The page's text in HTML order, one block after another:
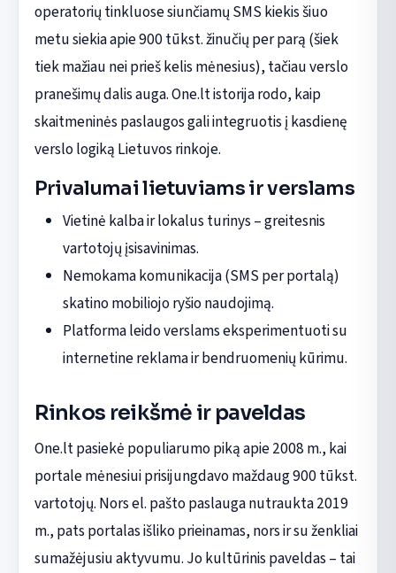
operatorių tinkluose siunčiamų SMS kiekis šiuo
metu siekia apie 900 tūkst. žinučių per parą (šiek
tiek mažiau nei prieš kelis mėnesius), tačiau verslo
pranešimų dalis auga. One.lt istorija rodo, kaip
skaitmeninės paslaugos gali integruotis į kasdienę
verslo logiką Lietuvos rinkoje.
Privalumai lietuviams ir verslams
Vietinė kalba ir lokalus turinys – greitesnis
vartotojų įsisavinimas.
Nemokama komunikacija (SMS per portalą)
skatino mobiliojo ryšio naudojimą.
Platforma leido verslams eksperimentuoti su
internetine reklama ir bendruomenių kūrimu.
Rinkos reikšmė ir paveldas
One.lt pasiekė populiarumo piką apie 2008 m., kai
portale mėnesiui prisijungdavo maždaug 900 tūkst.
vartotojų. Nors el. pašto paslauga nutraukta 2019
m., pats portalas išliko prieinamas, nors ir su ženkliai
sumažėjusiu aktyvumu. Jo kultūrinis paveldas – tai